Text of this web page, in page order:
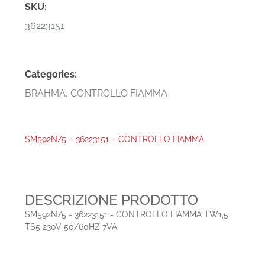
SKU:
36223151
Categories:
BRAHMA,CONTROLLO FIAMMA
SM592N/5 – 36223151 – CONTROLLO FIAMMA
DESCRIZIONE PRODOTTO
SM592N/5 - 36223151 - CONTROLLO FIAMMA TW1,5
TS5 230V 50/60HZ 7VA